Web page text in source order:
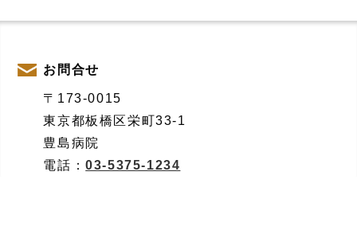
お問合せ
〒173-0015
東京都板橋区栄町33-1
豊島病院
電話：03-5375-1234